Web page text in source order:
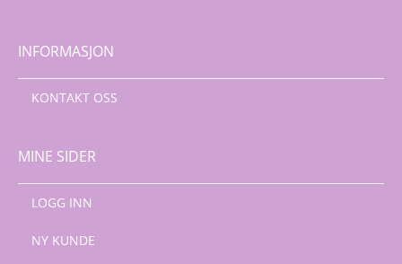
INFORMASJON
KONTAKT OSS
MINE SIDER
LOGG INN
NY KUNDE